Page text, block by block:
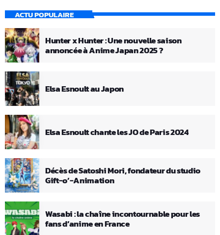
ACTU POPULAIRE
Hunter x Hunter : Une nouvelle saison
annoncée à Anime Japan 2025 ?
Elsa Esnoult au Japon
Elsa Esnoult chante les JO de Paris 2024
Décès de Satoshi Mori, fondateur du studio
Gift-o’-Animation
Wasabi : la chaîne incontournable pour les
fans d’anime en France